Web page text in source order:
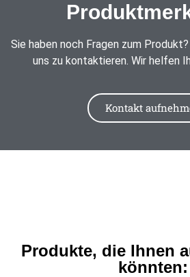
Sie haben noch Fragen zum
uns zu kontaktieren. Wir helfen
Kontakt
Produkte, die Ihnen
könnten: